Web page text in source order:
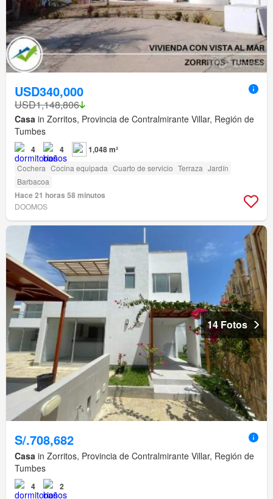
USD340,000
USD1,148,806
Casa in Zorritos, Provincia de Contralmirante Villar, Región de
Tumbes
4 4 1,048 m²
Cochera Cocina equipada Cuarto de servicio Terraza Jardín
Barbacoa
Hace 21 horas 58 minutos
DOOMOS
14 Fotos
S/.708,682
Casa in Zorritos, Provincia de Contralmirante Villar, Región de
Tumbes
4 2